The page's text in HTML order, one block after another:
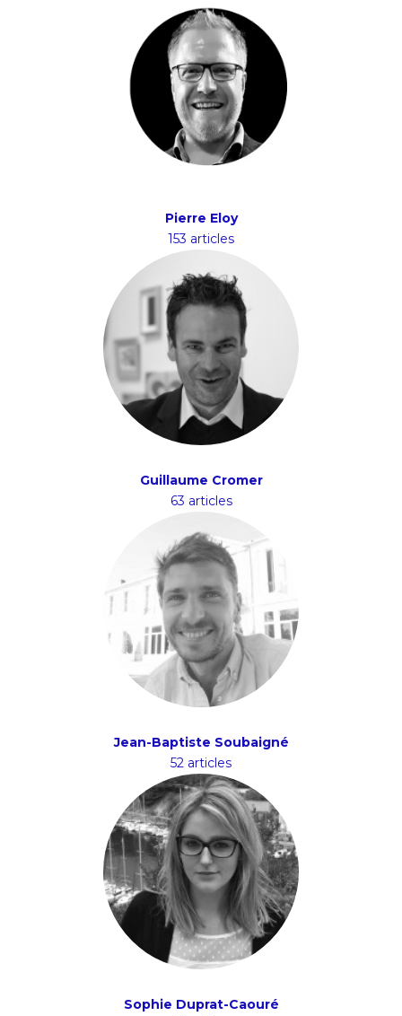
Pierre Eloy
153 articles
Guillaume Cromer
63 articles
Jean-Baptiste Soubaigné
52 articles
Sophie Duprat-Caouré